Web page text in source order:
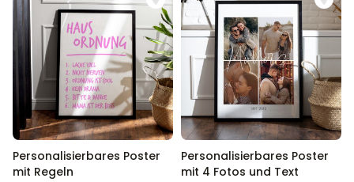
Personalisierbares Poster
mit Regeln
Personalisierbares Poster
mit 4 Fotos und Text